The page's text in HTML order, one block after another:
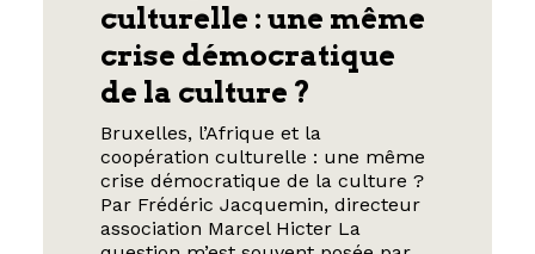
culturelle : une même
crise démocratique
de la culture ?
Bruxelles, l’Afrique et la
coopération culturelle : une même
crise démocratique de la culture ?
Par Frédéric Jacquemin, directeur
association Marcel Hicter La